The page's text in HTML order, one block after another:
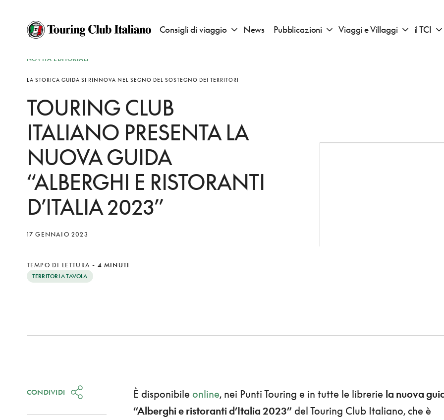
Consigli di viaggio Apri sotto menu "Consigli di viaggio"
News Pubblicazioni Apri sotto menu "Pubblicazioni"
Viaggi e Villaggi Apri sotto
il TCI
NOVITÀ EDITORIALI
LA STORICA GUIDA SI RINNOVA NEL SEGNO DEL SOSTEGNO DEI TERRITORI
TOURING CLUB
ITALIANO PRESENTA LA
NUOVA GUIDA
“ALBERGHI E RISTORANTI
D’ITALIA 2023”
17 GENNAIO 2023
TEMPO DI LETTURA - 4 MINUTI
TERRITORI A TAVOLA
È disponibile online, nei Punti Touring e in tutte le librerie la nuova
“Alberghi e ristoranti d’Italia 2023”del Touring Club Italiano, che è
CONDIVIDI